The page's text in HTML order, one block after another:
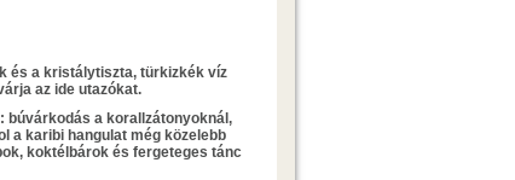
és a kristálytiszta, türkizkék víz
az ide utazókat.
búvárkodás a korallzátonyoknál,
a karibi hangulat még közelebb
koktélbárok és fergeteges tánc